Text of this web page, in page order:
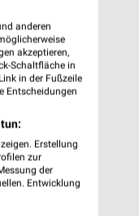
anderen
akzeptieren,
Schaltfläche in
in der Fußzeile
Entscheidungen
Erstellung
zur
der
Entwicklung